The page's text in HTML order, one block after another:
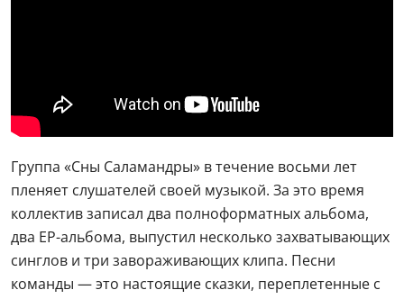
Группа «Сны Саламандры» в течение восьми лет
пленяет слушателей своей музыкой. За это время
коллектив записал два полноформатных альбома,
два EP-альбома, выпустил несколько захватывающих
синглов и три завораживающих клипа. Песни
команды — это настоящие сказки, переплетенные с